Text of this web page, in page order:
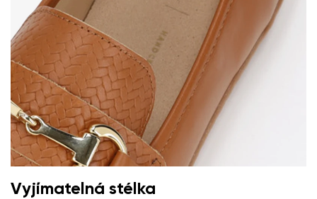
Vyjímatelná stélka